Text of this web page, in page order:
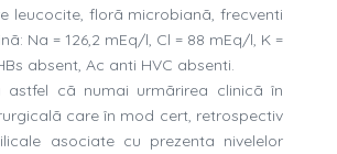
leucocite, florã microbianã, frecventi
Na = 126,2 mEq/l, Cl = 88 mEq/l, K =
absent, Ac anti HVC absenti.
cã numai urmãrirea clinicã în
care în mod cert, retrospectiv
asociate cu prezenta nivelelor